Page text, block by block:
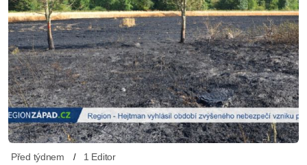
Před týdnem 1 Editor